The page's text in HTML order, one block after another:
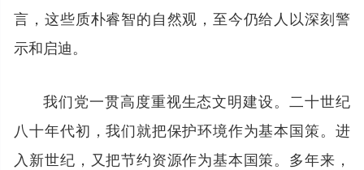
言，这些质朴睿智的自然观，至今仍给人以深刻警
示和启迪。
我们党一贯高度重视生态文明建设。二十世纪
八十年代初，我们就把保护环境作为基本国策。进
入新世纪，又把节约资源作为基本国策。多年来，